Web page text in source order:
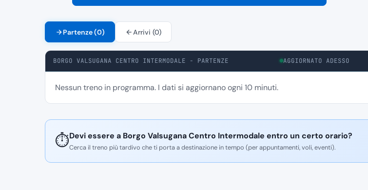
Partenze (0) Arrivi (0)
BORGO VALSUGANA CENTRO INTERMODALE - PARTENZE AGGIORNATO ADESSO
Nessun treno in programma. I dati si aggiornano ogni 10 minuti.
⏱️Devi essere a Borgo Valsugana Centro Intermodale entro un certo orario?
Cerca il treno più tardivo che ti porta a destinazione in tempo (per appuntamenti, voli, eventi).